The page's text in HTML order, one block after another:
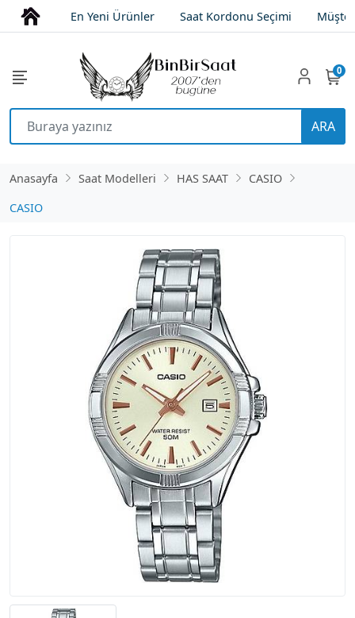
En Yeni Ürünler Saat Kordonu Seçimi
ARA
0
Anasayfa Saat Modelleri HAS SAAT
CASIO
CASIO